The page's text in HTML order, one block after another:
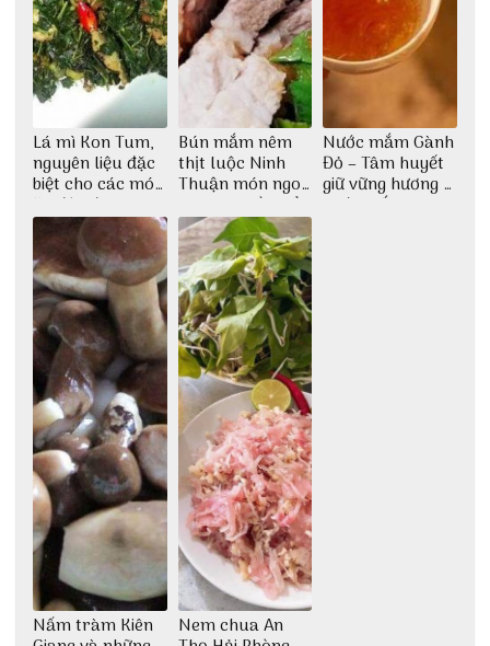
Lá mì Kon Tum,
nguyên liệu đặc
biệt cho các món
ăn độc đáo
Bún mắm nêm
thịt luộc Ninh
Thuận món ngon
dân dã miền biển
Nước mắm Gành
Đỏ – Tâm huyết
giữ vững hương vị
nước mắm sau
Nấm tràm Kiên Nem chua An